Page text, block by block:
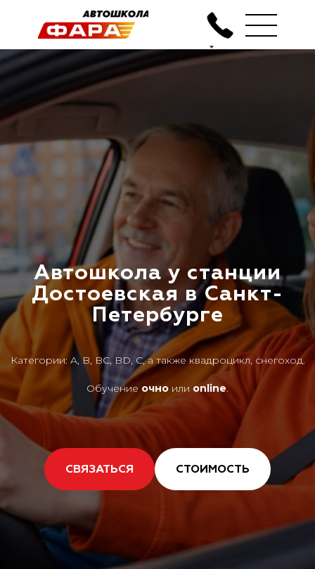
Автошкола у станции
Достоевская в Санкт-
Петербурге
Категории: A, B, BC, BD, C, а также квадроцикл, снегоход.
Обучение очно или online.
СВЯЗАТЬСЯ СТОИМОСТЬ